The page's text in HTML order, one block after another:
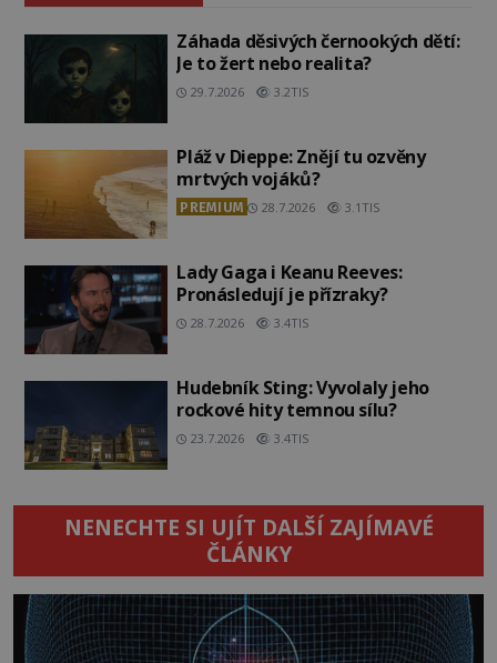
Záhada děsivých černookých dětí:
Je to žert nebo realita?
29.7.2026 3.2TIS
Pláž v Dieppe: Znějí tu ozvěny
mrtvých vojáků?
PREMIUM 28.7.2026 3.1TIS
Lady Gaga i Keanu Reeves:
Pronásledují je přízraky?
28.7.2026 3.4TIS
Hudebník Sting: Vyvolaly jeho
rockové hity temnou sílu?
23.7.2026 3.4TIS
NENECHTE SI UJÍT DALŠÍ ZAJÍMAVÉ
ČLÁNKY